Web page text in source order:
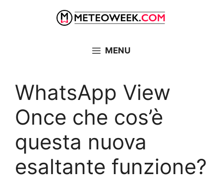
MENU
WhatsApp View
Once che cos’è
questa nuova
esaltante funzione?